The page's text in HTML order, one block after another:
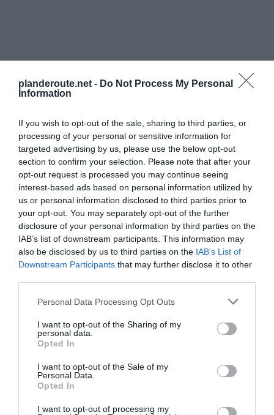
planderoute.net - Do Not Process My Personal
Information
If you wish to opt-out of the sale, sharing to third parties, or
processing of your personal or sensitive information for
targeted advertising by us, please use the below opt-out
section to confirm your selection. Please note that after your
opt-out request is processed you may continue seeing
interest-based ads based on personal information utilized by
us or personal information disclosed to third parties prior to
your opt-out. You may separately opt-out of the further
disclosure of your personal information by third parties on the
IAB’s list of downstream participants. This information may
also be disclosed by us to third parties on the IAB’s List of
Downstream Participants that may further disclose it to other
Personal Data Processing Opt Outs
I want to opt-out of the Sharing of my
personal data.
Opted In
I want to opt-out of the Sale of my
Personal Data.
Opted In
I want to opt-out of processing my
Agrandir le plan
Vérifiez la météo dans votre voyage
Places à proximité de votre itinéraire (moins de 30)